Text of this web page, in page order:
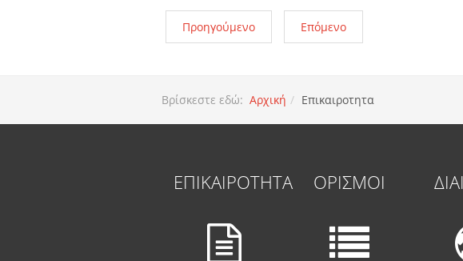
Προηγούμενο Επόμενο
Βρίσκεστε εδώ: Αρχική Επικαιροτητα
ΕΠΙΚΑΙΡΟΤΗΤΑ ΟΡΙΣΜΟΙ